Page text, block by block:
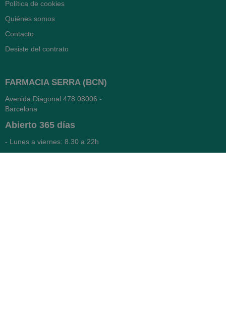
Política de cookies
Quiénes somos
Contacto
Desiste del contrato
FARMACIA SERRA (BCN)
Avenida Diagonal 478 08006 -
Barcelona
Abierto 365 días
- Lunes a viernes: 8.30 a 22h